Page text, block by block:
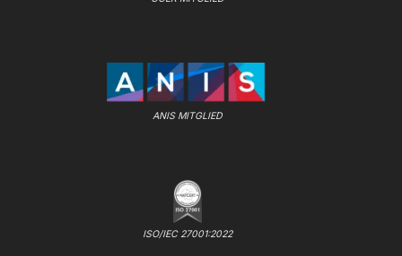
ANIS MITGLIED
ISO/IEC 27001:2022